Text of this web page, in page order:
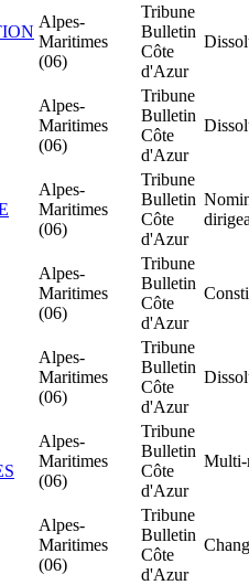
Alpes-
Maritimes
(06)
Tribune
Bulletin
Côte
d'Azur
Alpes-
Maritimes
(06)
Tribune
Bulletin
Côte
d'Azur
Alpes-
Maritimes
(06)
Tribune
Bulletin
Côte
d'Azur
Alpes-
Maritimes
(06)
Tribune
Bulletin
Côte
d'Azur
Alpes-
Maritimes
(06)
Tribune
Bulletin
Côte
d'Azur
Alpes-
Maritimes
(06)
Tribune
Bulletin
Côte
d'Azur
Multi-
Alpes-
Maritimes
(06)
Tribune
Bulletin
Côte
d'Azur